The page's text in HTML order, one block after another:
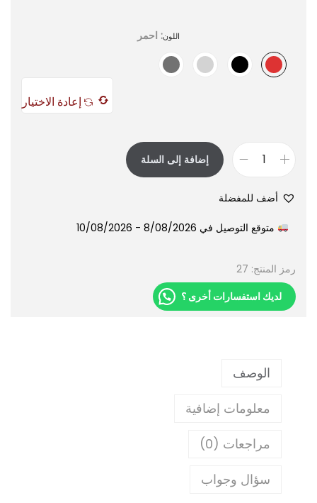
اللون: احمر
إعادة الاختيار
إضافة إلى السلة
أضف للمفضلة
متوقع التوصيل في 8/08/2026 - 10/08/2026
رمز المنتج: 27
لديك استفسارات أخرى ؟
الوصف
معلومات إضافية
مراجعات (0)
سؤال وجواب